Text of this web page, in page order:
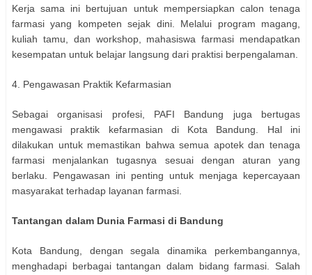
Kerja sama ini bertujuan untuk mempersiapkan calon tenaga
farmasi yang kompeten sejak dini. Melalui program magang,
kuliah tamu, dan workshop, mahasiswa farmasi mendapatkan
kesempatan untuk belajar langsung dari praktisi berpengalaman.
4. Pengawasan Praktik Kefarmasian
Sebagai organisasi profesi, PAFI Bandung juga bertugas
mengawasi praktik kefarmasian di Kota Bandung. Hal ini
dilakukan untuk memastikan bahwa semua apotek dan tenaga
farmasi menjalankan tugasnya sesuai dengan aturan yang
berlaku. Pengawasan ini penting untuk menjaga kepercayaan
masyarakat terhadap layanan farmasi.
Tantangan dalam Dunia Farmasi di Bandung
Kota Bandung, dengan segala dinamika perkembangannya,
menghadapi berbagai tantangan dalam bidang farmasi. Salah